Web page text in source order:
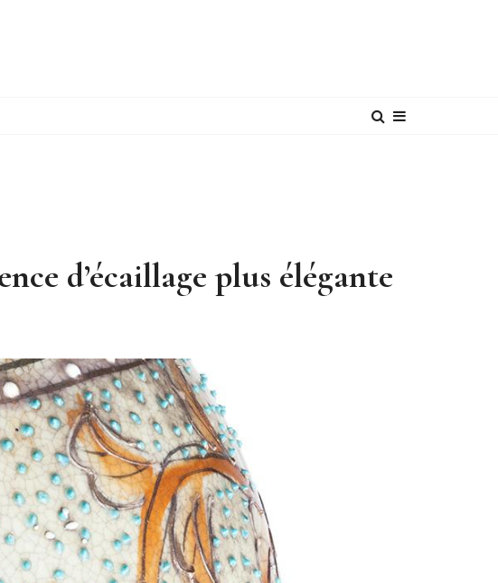
d’écaillage plus élégante